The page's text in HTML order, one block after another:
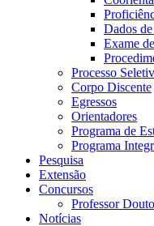
Dados
Exame
Processo
Corpo Discente
Egressos
Orientadores
Programa de
Programa
Pesquisa
Extensão
Concursos
Professor
Notícias